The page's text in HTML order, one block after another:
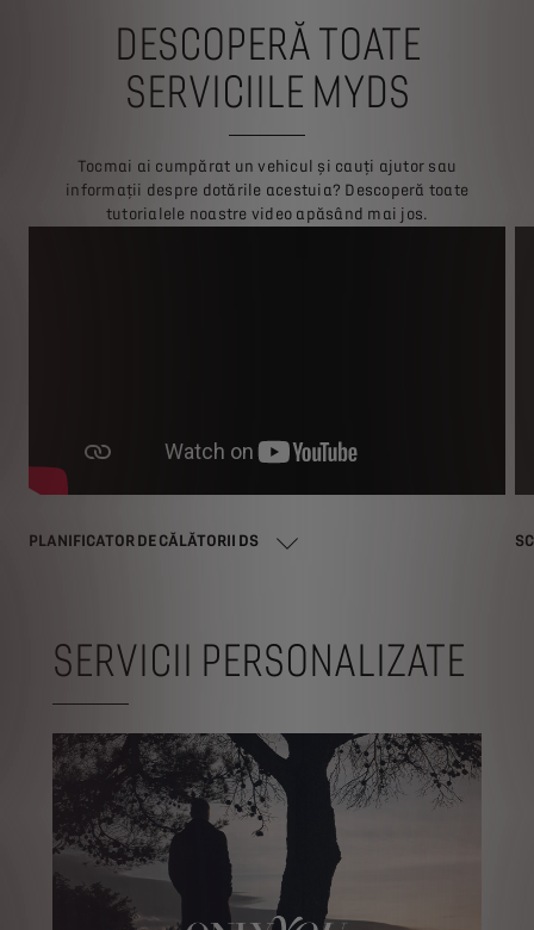
DESCOPERĂ TOATE
SERVICIILE MYDS
Tocmai ai cumpărat un vehicul și cauți ajutor sau
informații despre dotările acestuia? Descoperă toate
tutorialele noastre video apăsând mai jos.
PLANIFICATOR DE CĂLĂTORII DS
SERVICII PERSONALIZATE